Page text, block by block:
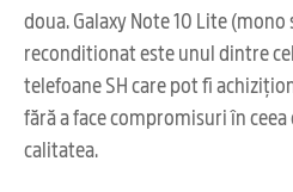
doua. Galaxy Note 10 Lite
reconditionat este unul dintre
telefoane SH care pot fi
fără a face compromisuri în
calitatea.